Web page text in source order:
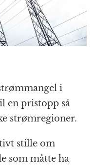
i
en pristopp så
strømregioner.
stille om
som måtte ha